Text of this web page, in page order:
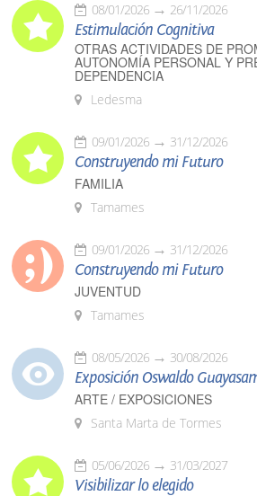
08/01/2026 26/11/2026
Estimulación Cognitiva
OTRAS ACTIVIDADES DE
AUTONOMÍA PERSONAL Y
DEPENDENCIA
Ledesma
09/01/2026 31/12/2026
Construyendo mi Futuro
FAMILIA
Tamames
09/01/2026 31/12/2026
Construyendo mi Futuro
JUVENTUD
Tamames
08/05/2026 30/08/2026
Exposición Oswaldo
ARTE / EXPOSICIONES
Santa Marta de Tormes
05/06/2026 31/03/2027
Visibilizar lo elegido